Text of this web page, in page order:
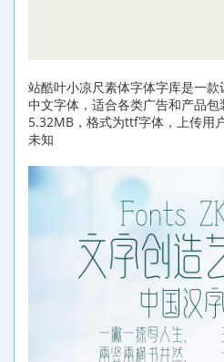
站酷叶小凉尺素体字体字库是一
中文字体，适合各类广告和产品
5.32MB，格式为ttf字体，上传用
未知